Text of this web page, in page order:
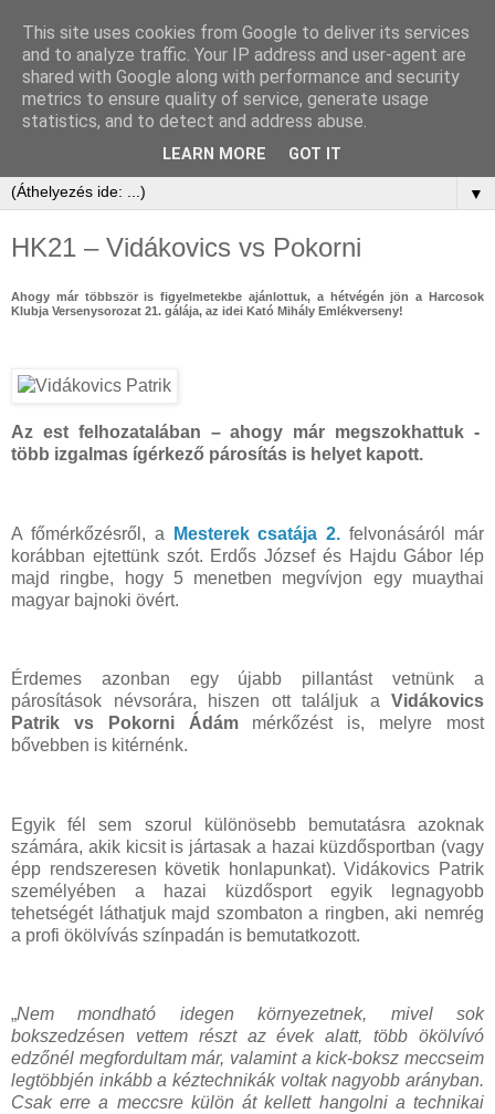
▼
HK21 – Vidákovics vs Pokorni
Ahogy már többször is figyelmetekbe ajánlottuk, a hétvégén jön a Harcosok
Klubja Versenysorozat 21. gálája, az idei Kató Mihály Emlékverseny!
Az est felhozatalában – ahogy már megszokhattuk -
több izgalmas ígérkező párosítás is helyet kapott.
A főmérkőzésről, a Mesterek csatája 2. felvonásáról már
korábban ejtettünk szót. Erdős József és Hajdu Gábor lép
majd ringbe, hogy 5 menetben megvívjon egy muaythai
magyar bajnoki övért.
Érdemes azonban egy újabb pillantást vetnünk a
párosítások névsorára, hiszen ott találjuk a Vidákovics
Patrik vs Pokorni Ádámmérkőzést is, melyre most
bővebben is kitérnénk.
Egyik fél sem szorul különösebb bemutatásra azoknak
számára, akik kicsit is jártasak a hazai küzdősportban (vagy
épp rendszeresen követik honlapunkat). Vidákovics Patrik
személyében a hazai küzdősport egyik legnagyobb
tehetségét láthatjuk majd szombaton a ringben, aki nemrég
a profi ökölvívás színpadán is bemutatkozott.
„Nem mondható idegen környezetnek, mivel sok
bokszedzésen vettem részt az évek alatt, több ökölvívó
edzőnél megfordultam már, valamint a kick-boksz meccseim
legtöbbjén inkább a kéztechnikák voltak nagyobb arányban.
Csak erre a meccsre külön át kellett hangolni a technikai
This site uses cookies from Google to deliver its services
and to analyze traffic. Your IP address and user-agent are
shared with Google along with performance and security
metrics to ensure quality of service, generate usage
statistics, and to detect and address abuse.
LEARN MORE GOT IT